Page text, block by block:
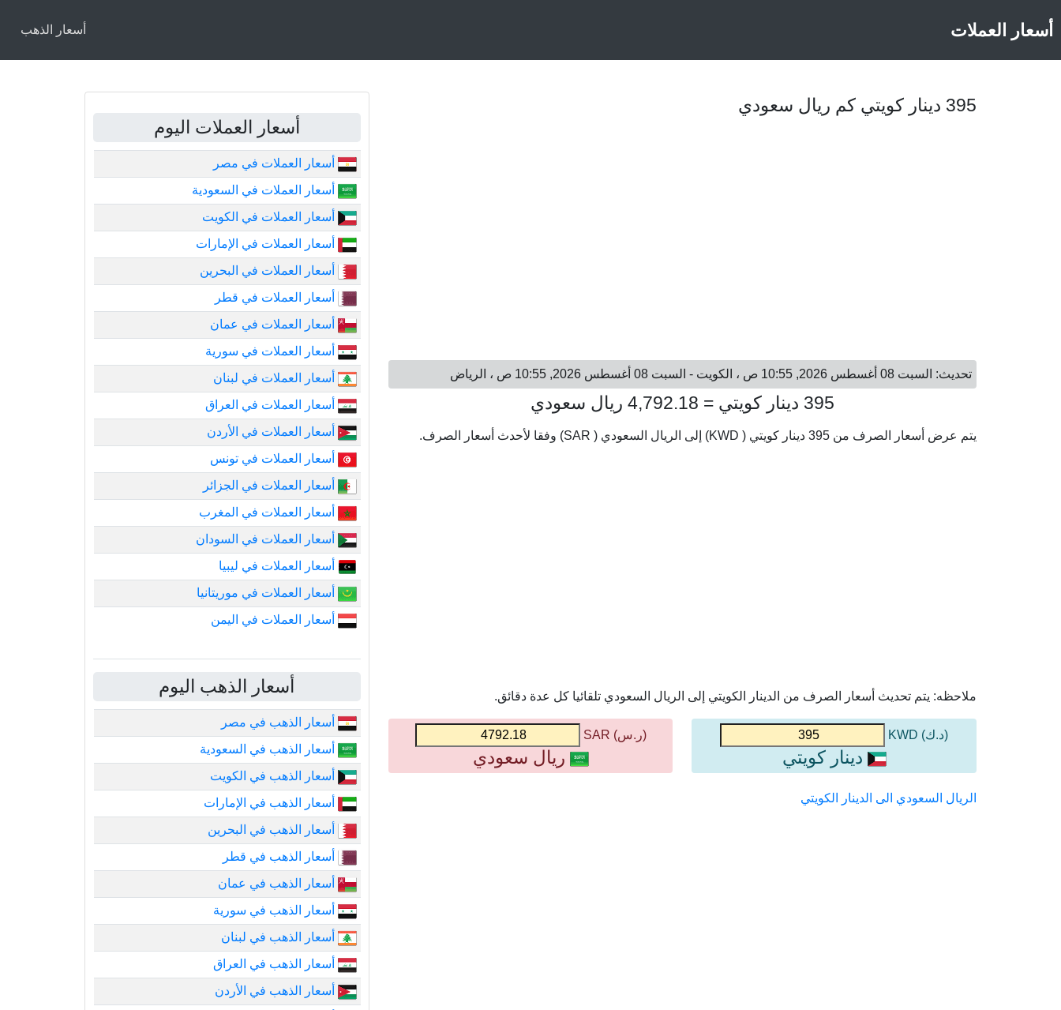
أسعار العملات أسعار الذهب
395 دينار كويتي كم ريال سعودي
تحديث: السبت 08 أغسطس 2026, 10:55 ص ، الكويت - السبت 08 أغسطس 2026, 10:55 ص ، الرياض
395 دينار كويتي = 4,792.18 ريال سعودي
يتم عرض أسعار الصرف من 395 دينار كويتي ( KWD) إلى الريال السعودي ( SAR) وفقا لأحدث أسعار الصرف.
ملاحظه: يتم تحديث أسعار الصرف من الدينار الكويتي إلى الريال السعودي تلقائيا كل عدة دقائق.
(د.ك) KWD
دينار كويتي
(ر.س) SAR
ريال سعودي
الريال السعودي الى الدينار الكويتي
أسعار العملات اليوم
أسعار العملات في مصر
أسعار العملات في السعودية
أسعار العملات في الكويت
أسعار العملات في الإمارات
أسعار العملات في البحرين
أسعار العملات في قطر
أسعار العملات في عمان
أسعار العملات في سورية
أسعار العملات في لبنان
أسعار العملات في العراق
أسعار العملات في الأردن
أسعار العملات في تونس
أسعار العملات في الجزائر
أسعار العملات في المغرب
أسعار العملات في السودان
أسعار العملات في ليبيا
أسعار العملات في موريتانيا
أسعار العملات في اليمن
أسعار الذهب اليوم
أسعار الذهب في مصر
أسعار الذهب في السعودية
أسعار الذهب في الكويت
أسعار الذهب في الإمارات
أسعار الذهب في البحرين
أسعار الذهب في قطر
أسعار الذهب في عمان
أسعار الذهب في سورية
أسعار الذهب في لبنان
أسعار الذهب في العراق
أسعار الذهب في الأردن